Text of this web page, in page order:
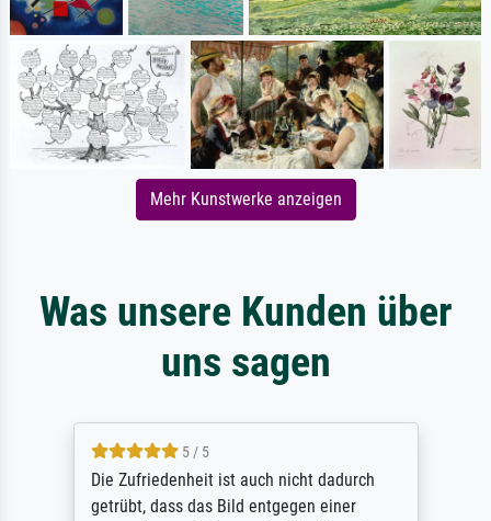
Mehr Kunstwerke anzeigen
Was unsere Kunden über
uns sagen
5 / 5
Die Zufriedenheit ist auch nicht dadurch
getrübt, dass das Bild entgegen einer